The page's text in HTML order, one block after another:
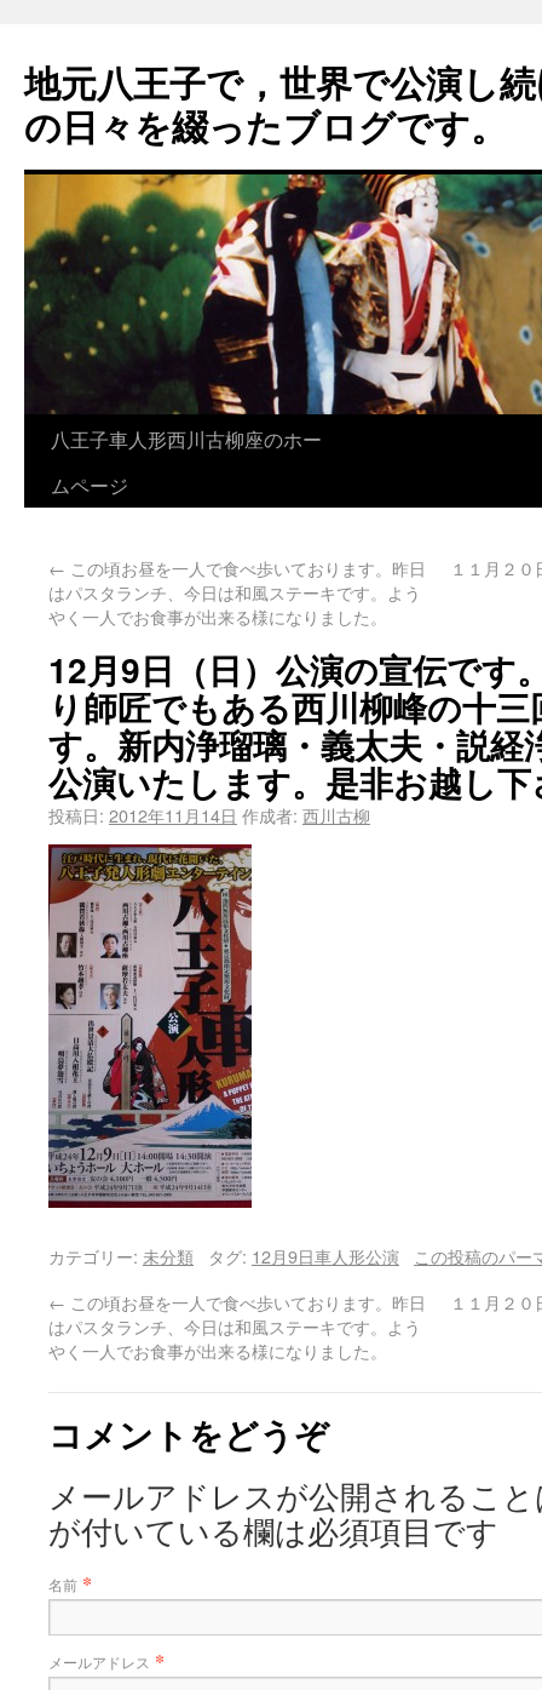
地元八王子で，世界で公演し
の日々を綴ったブログです。
八王子車人形西川古柳座のホー
ムページ
← この頃お昼を一人で食べ歩いております。昨日
はパスタランチ、今日は和風ステーキです。よう
やく一人でお食事が出来る様になりました。
１１月２
12月9日（日）公演の宣伝です
り師匠でもある西川柳峰の十
す。新内浄瑠璃・義太夫・説経
公演いたします。是非お越し
投稿日: 2012年11月14日 作成者: 西川古柳
カテゴリー: 未分類 タグ: 12月9日車人形公演
この投稿のパー
← この頃お昼を一人で食べ歩いております。昨日
はパスタランチ、今日は和風ステーキです。よう
やく一人でお食事が出来る様になりました。
１１月２
コメントをどうぞ
メールアドレスが公開されるこ
が付いている欄は必須項目です
名前 *
メールアドレス *